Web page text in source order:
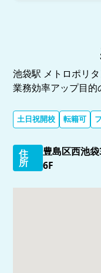
池袋駅 メトロポリ
業務効率アップ目的
土日祝開校 転籍可
住
所
豊島区西池
6F